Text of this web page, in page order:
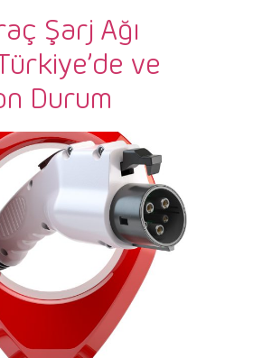
Şarj Ağı
ve
Durum